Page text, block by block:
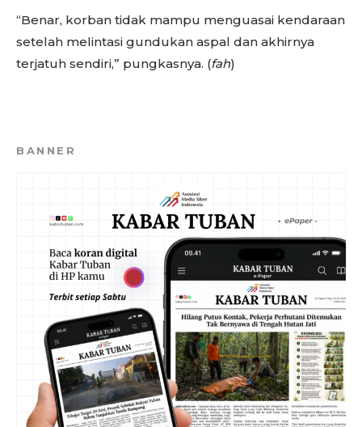
“Benar, korban tidak mampu menguasai kendaraan
setelah melintasi gundukan aspal dan akhirnya
terjatuh sendiri,” pungkasnya. (fah)
BANNER